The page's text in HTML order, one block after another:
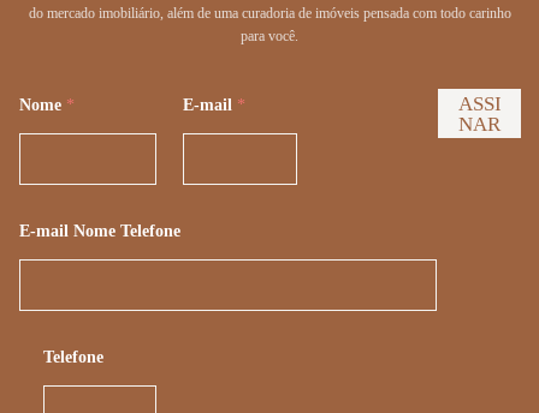
do mercado imobiliário, além de uma curadoria de imóveis pensada com todo carinho
para você.
Nome * E-mail *
E-mail Nome Telefone
Telefone
ASSI
NAR